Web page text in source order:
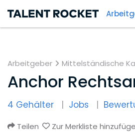
Arbeitgeber Mittelständische
Anchor
4 Gehälter Jobs
Teilen Zur Merkliste